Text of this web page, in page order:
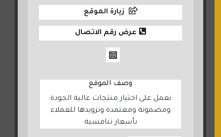
زيارة الموقع
عرض رقم الاتصال
وصف الموقع
نعمل على اختيار منتجات عالية الجودة
ومضمونة ومعتمدة وتزويدها للعملاء
بأسعار تنافسية